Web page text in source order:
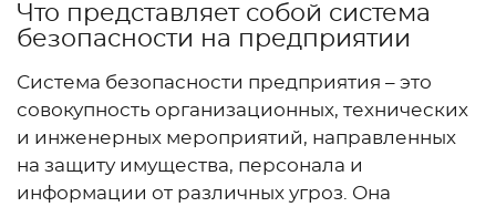
Что представляет собой система
безопасности на предприятии
Система безопасности предприятия – это
совокупность организационных, технических
и инженерных мероприятий, направленных
на защиту имущества, персонала и
информации от различных угроз. Она